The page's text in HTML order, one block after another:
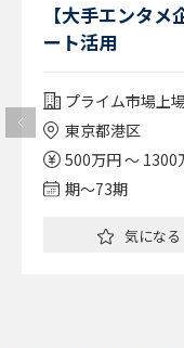
【大手エンタ
ート活用
プライム市場上
東京都港区
500万円 ～ 1300
期〜73期
気になる